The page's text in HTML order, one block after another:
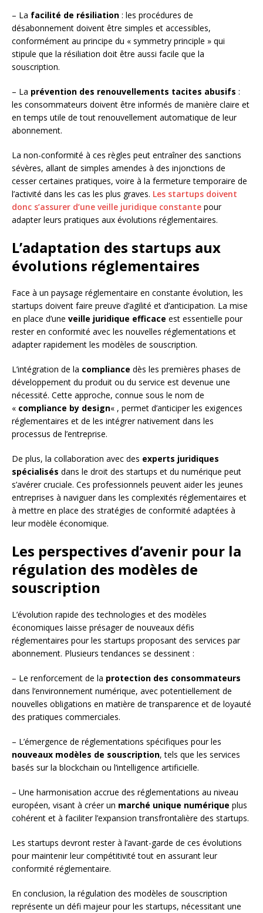
– La facilité de résiliation : les procédures de
désabonnement doivent être simples et accessibles,
conformément au principe du « symmetry principle » qui
stipule que la résiliation doit être aussi facile que la
souscription.
– La prévention des renouvellements tacites abusifs :
les consommateurs doivent être informés de manière claire et
en temps utile de tout renouvellement automatique de leur
abonnement.
La non-conformité à ces règles peut entraîner des sanctions
sévères, allant de simples amendes à des injonctions de
cesser certaines pratiques, voire à la fermeture temporaire de
l’activité dans les cas les plus graves. Les startups doivent
donc s’assurer d’une veille juridique constante pour
adapter leurs pratiques aux évolutions réglementaires.
L’adaptation des startups aux
évolutions réglementaires
Face à un paysage réglementaire en constante évolution, les
startups doivent faire preuve d’agilité et d’anticipation. La mise
en place d’une veille juridique efficace est essentielle pour
rester en conformité avec les nouvelles réglementations et
adapter rapidement les modèles de souscription.
L’intégration de la compliance dès les premières phases de
développement du produit ou du service est devenue une
nécessité. Cette approche, connue sous le nom de
« compliance by design« , permet d’anticiper les exigences
réglementaires et de les intégrer nativement dans les
processus de l’entreprise.
De plus, la collaboration avec des experts juridiques
spécialisés dans le droit des startups et du numérique peut
s’avérer cruciale. Ces professionnels peuvent aider les jeunes
entreprises à naviguer dans les complexités réglementaires et
à mettre en place des stratégies de conformité adaptées à
leur modèle économique.
Les perspectives d’avenir pour la
régulation des modèles de
souscription
L’évolution rapide des technologies et des modèles
économiques laisse présager de nouveaux défis
réglementaires pour les startups proposant des services par
abonnement. Plusieurs tendances se dessinent :
– Le renforcement de la protection des consommateurs
dans l’environnement numérique, avec potentiellement de
nouvelles obligations en matière de transparence et de loyauté
des pratiques commerciales.
– L’émergence de réglementations spécifiques pour les
nouveaux modèles de souscription, tels que les services
basés sur la blockchain ou l’intelligence artificielle.
– Une harmonisation accrue des réglementations au niveau
européen, visant à créer un marché unique numérique plus
cohérent et à faciliter l’expansion transfrontalière des startups.
Les startups devront rester à l’avant-garde de ces évolutions
pour maintenir leur compétitivité tout en assurant leur
conformité réglementaire.
En conclusion, la régulation des modèles de souscription
représente un défi majeur pour les startups, nécessitant une